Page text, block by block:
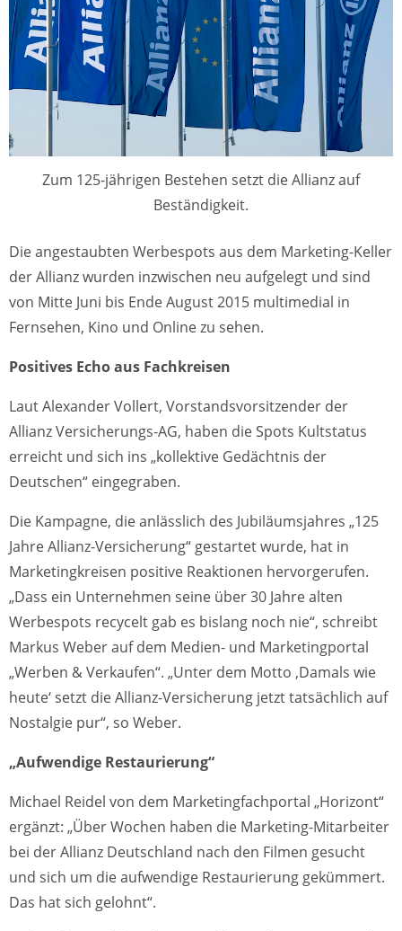
Zum 125-jährigen Bestehen setzt die Allianz auf
Beständigkeit.
Die angestaubten Werbespots aus dem Marketing-Keller
der Allianz wurden inzwischen neu aufgelegt und sind
von Mitte Juni bis Ende August 2015 multimedial in
Fernsehen, Kino und Online zu sehen.
Positives Echo aus Fachkreisen
Laut Alexander Vollert, Vorstandsvorsitzender der
Allianz Versicherungs-AG, haben die Spots Kultstatus
erreicht und sich ins „kollektive Gedächtnis der
Deutschen“ eingegraben.
Die Kampagne, die anlässlich des Jubiläumsjahres „125
Jahre Allianz-Versicherung“ gestartet wurde, hat in
Marketingkreisen positive Reaktionen hervorgerufen.
„Dass ein Unternehmen seine über 30 Jahre alten
Werbespots recycelt gab es bislang noch nie“, schreibt
Markus Weber auf dem Medien- und Marketingportal
„Werben & Verkaufen“. „Unter dem Motto ‚Damals wie
heute‘ setzt dieAllianz-Versicherung jetzt tatsächlich auf
Nostalgie pur“, so Weber.
„Aufwendige Restaurierung“
Michael Reidel von dem Marketingfachportal „Horizont“
ergänzt: „Über Wochen haben die Marketing-Mitarbeiter
bei der Allianz Deutschland nach den Filmen gesucht
und sich um die aufwendige Restaurierung gekümmert.
Das hat sich gelohnt“.